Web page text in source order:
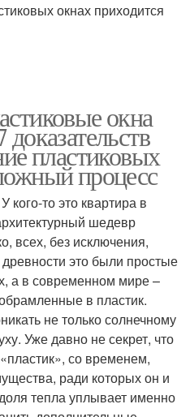
окнах приходится
окна
пластиковых
процесс
то это квартира в
шедевр
всех, без исключения,
это были простые
а в современном мире –
в пластик.
не только солнечному
Уже давно не секрет, что
со временем,
ради которых он и
тепла уплывает именно